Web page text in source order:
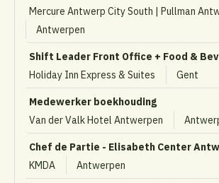
Mercure Antwerp City South | Pullman
Antwerpen
Shift Leader Front Office + Food &
Holiday Inn Express & Suites
Gent
Medewerker boekhouding
Van der Valk Hotel Antwerpen
Chef de Partie - Elisabeth Center
KMDA
Antwerpen